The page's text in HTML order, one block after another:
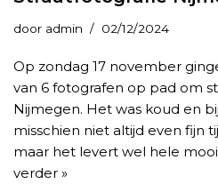
door admin 02/12/2024
Op zondag 17 november
van 6 fotografen op pad om
Nijmegen. Het was koud en
misschien niet altijd even fijn
maar het levert wel hele
verder »